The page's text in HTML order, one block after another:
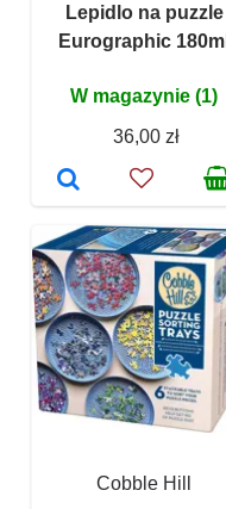
Lepidlo na puzzle
Eurographic 180ml
W magazynie (1)
36,00 zł
Cobble Hill